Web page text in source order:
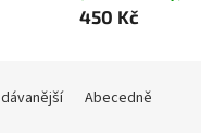
450 Kč
Abecedně